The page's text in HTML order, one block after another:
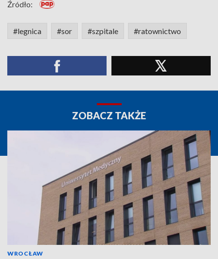
Źródło:
#legnica #sor #szpitale #ratownictwo
ZOBACZ TAKŻE
WROCŁAW